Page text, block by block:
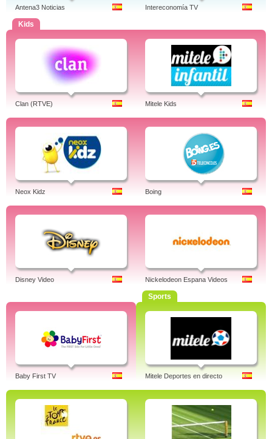
Antena3 Noticias Intereconomía TV
Kids
Clan (RTVE) Mitele Kids
Neox Kidz Boing
Disney Video Nickelodeon Espana Videos
Baby First TV
Sports
Mitele Deportes en directo